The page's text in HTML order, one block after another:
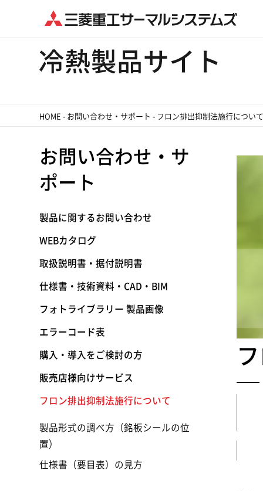
HOME - お問い合わせ・サポート - フロン排出抑制法施行につい
お問い合わせ・サ
ポート
製品に関するお問い合わせ
WEBカタログ
取扱説明書・据付説明書
仕様書・技術資料・CAD・BIM
フォトライブラリー 製品画像
エラーコード表
購入・導入をご検討の方
販売店様向けサービス
フロン排出抑制法施行について
製品形式の調べ方（銘板シールの位
置）
仕様書（要目表）の見方